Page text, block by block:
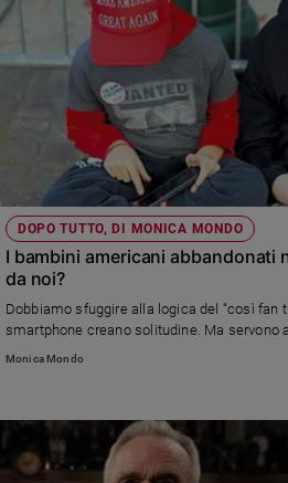
DOPO TUTTO, DI MONICA MONDO
I bambini americani abbandonati
da noi?
Dobbiamo sfuggire alla logica del “così fan
smartphone creano solitudine. Ma servono
Monica Mondo